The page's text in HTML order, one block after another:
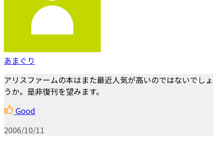
あまぐり
アリスファームの本はまた最近人気が高いのではないでしょ
うか。是非復刊を望みます。
Good
2006/10/11